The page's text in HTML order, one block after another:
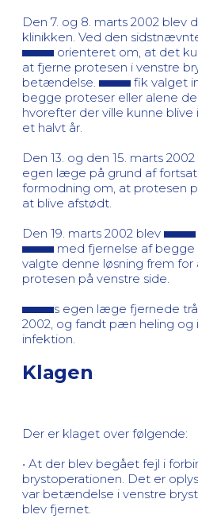
Den 7. og 8. marts 2002 blev
klinikken. Ved den
orienteret om, at det
at fjerne protesen i venstre
betændelse.
fik valget
begge proteser eller alene
hvorefter der ville kunne
et halvt år.
Den 13. og den 15. marts
egen læge på grund af
formodning om, at protesen
at blive afstødt.
Den 19. marts 2002 blev
med fjernelse af
valgte denne løsning frem
protesen på venstre side.
s egen læge fjernede
2002, og fandt pæn heling og
infektion.
Klagen
Der er klaget over følgende:
• At der blev begået fejl i
brystoperationen. Det er
var betændelse i venstre
blev fjernet.